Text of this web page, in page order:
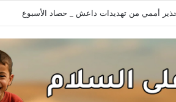
اعتقال تهددان حرية التعبير